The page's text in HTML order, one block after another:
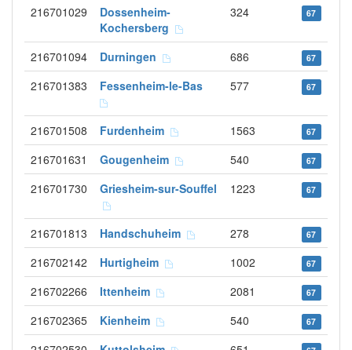
216701029
Dossenheim-
Kochersberg
324 67
216701094 Durningen 686 67
216701383 Fessenheim-le-Bas 577 67
216701508 Furdenheim 1563 67
216701631 Gougenheim 540 67
216701730 Griesheim-sur-Souffel 1223 67
216701813 Handschuheim 278 67
216702142 Hurtigheim 1002 67
216702266 Ittenheim 2081 67
216702365 Kienheim 540 67